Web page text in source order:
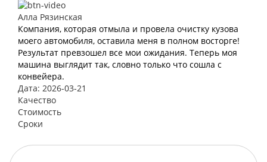
Алла Рязинская
Компания, которая отмыла и провела очистку кузова
моего автомобиля, оставила меня в полном восторге!
Результат превзошел все мои ожидания. Теперь моя
машина выглядит так, словно только что сошла с
конвейера.
Дата: 2026-03-21
Качество
Стоимость
Сроки